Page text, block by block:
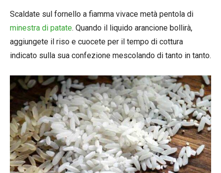
Scaldate sul fornello a fiamma vivace metà pentola di
minestra di patate. Quando il liquido arancione bollirà,
aggiungete il riso e cuocete per il tempo di cottura
indicato sulla sua confezione mescolando di tanto in tanto.